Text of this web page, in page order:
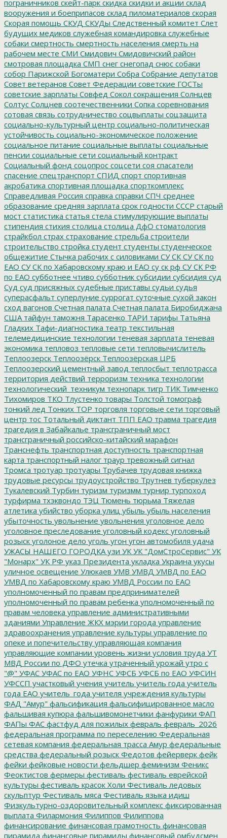
пограничников скейт-парк скидка скидки и акции склад
вооружения и боеприпасов склад пиломатериалов скорая
Скорая помощь СКУД СКУДы Следственный комитет Слет
будущих медиков служебная командировка служебные
собаки смертность смертность населения смерть на
рабочем месте СМИ Смидович Смидовичский район
смотровая площадка СМП снег снегопад снюс собаки
собор Парижской Богоматери Собра Собрание депутатов
Совет ветеранов Совет Федерации советские ГОСТы
советские зарплаты Совфед Сокол сокращения Солнцев
Солтус Солцнев соотечественники Сопка соревнования
сотовая связь сотрудничество соцвыплаты соцзащита
социально-культурный центр социально-политическая
устойчивость социально-экономическое положение
социальное питание социальные выплаты социальные
пенсии социальные сети социальный контракт
Социальный фонд соцопрос соцсети соя спасатели
спасение спецтранспорт СПИД спорт спортивная
акробатика спортивная площадка спорткомплекс
Справедливая Россия справка справки СПЧ среднее
образование средняя зарплата срок годности СССР старый
мост статистика статья стела стимулирующие выплаты
стипендия стихия столица столица ДфО стоматология
страйкбол страх страхование стрельба строители
строительство стройка студент студенты студенческое
общежитие Стычка рабочих с силовиками СУ СК СУ СК по
ЕАО СУ СК по Хабаровскому краю и ЕАО су ск рф СУ СК РФ
по ЕАО субботнее чтиво субботник субсидии субсидия суд
Суд суд присяжных судебные приставы судьи судья
суперасфальт суперлуние суррогат суточные сухой закон
сход вагонов Счетная палата Счетная палата Биробиджана
США тайфун таможня Тарасенко ТАРИ тарифы Татьяна
Гладких Тафи-диагностика театр текстильная
телемедицинские технологии теневая зарплата теневая
экономика тепловоз тепловые сети тепловычислитель
Теплоозерск Теплоозёрск Теплоозёрская ЦРБ
Теплоозерский цементный завод теплосбыт теплотрасса
территория действий терроризм техника технологии
технологический_техникум технопарк тигр ТИК Тимченко
Тихомиров ТКО Тлустенко товары Толстой томограф
тонкий лед Тонких ТОР торговля торговые сети торговый
центр тос Тотальный диктант ТПП ЕАО травма трагедия
трагедия в Забайкалье трансграничный мост
трансграничный российско-китайский марафон
Транснефть транспортная доступность транспортная
карта транспортный налог траур тревожный сигнал
Тромса тротуар тротуары Трубачев трудовая книжка
трудовые ресурсы трудоустройство Трутнев туберкулез
Тукалевский Турбин туризм туризмм турнир турпоход
турфирма тхэквондо ТЭЦ Тюмень тюрьма Тяжелая
атлетика убийство уборка улиц убыль убыль населения
убыточность увольнение увольнения уголовное дело
уголовное преследование уголовный кодекс уголовный
розыск уголоное дело уголь угон угон автомобиля удача
УЖАСЫ НАШЕГО ГОРОДКА узи УК УК "ДомСтроСервис" УК
"Монарх" УК РФ указ Президента укладка Украина укусы
уличное освещение Улюкаев УМВ УМВД УМВД по ЕАО
УМВД по Хабаровскому краю УМВД России по ЕАО
уполномоченный по правам предпринимателей
уполномоченный по правам ребенка уполномоченный по
правам человека управление административными
зданиями Управление ЖКХ мэрии города управление
здравоохранения управление культуры управление по
опеке и попечительству управляющая компания
управляющие компании уровень жизни условия труда УТ
МВД России по ДФО утечка утраченный урожай утро с
"@" УФАС УФАС по ЕАО УФНС УФСБ УФСБ по ЕАО УФСИН
УФССП участковый учения учитель учитель года учитель
года ЕАО учитель_года учителя учреждения культуры
ФАД "Амур" фальсификация фальсифицированное масло
фальшивая купюра фальшивомонетчики фанфурики ФАП
ФАПы ФАС фастфуд для пожилых февраль февраль_2026
федеральная программа по переселению Федеральная
сетевая компания федеральная трасса Амур федеральные
средства федеральный розыск Федотов фейерверк фейк
фейки фейковые новости фельдшер феминизм Феникс
Феоктистов фермеры фестиваль фестиваль еврейской
культуры фестиваль красок Холи Фестиваль ледовых
скульптур Фестиваль мяса Фестиваль языка идиш
Физкультурно-оздоровительный комплекс фиксированная
выплата Филармония Филиппов Филиппова
финансирование финансовая грамотность финансовая
пирамида финансовые пирамиды финансовый омбудсмен